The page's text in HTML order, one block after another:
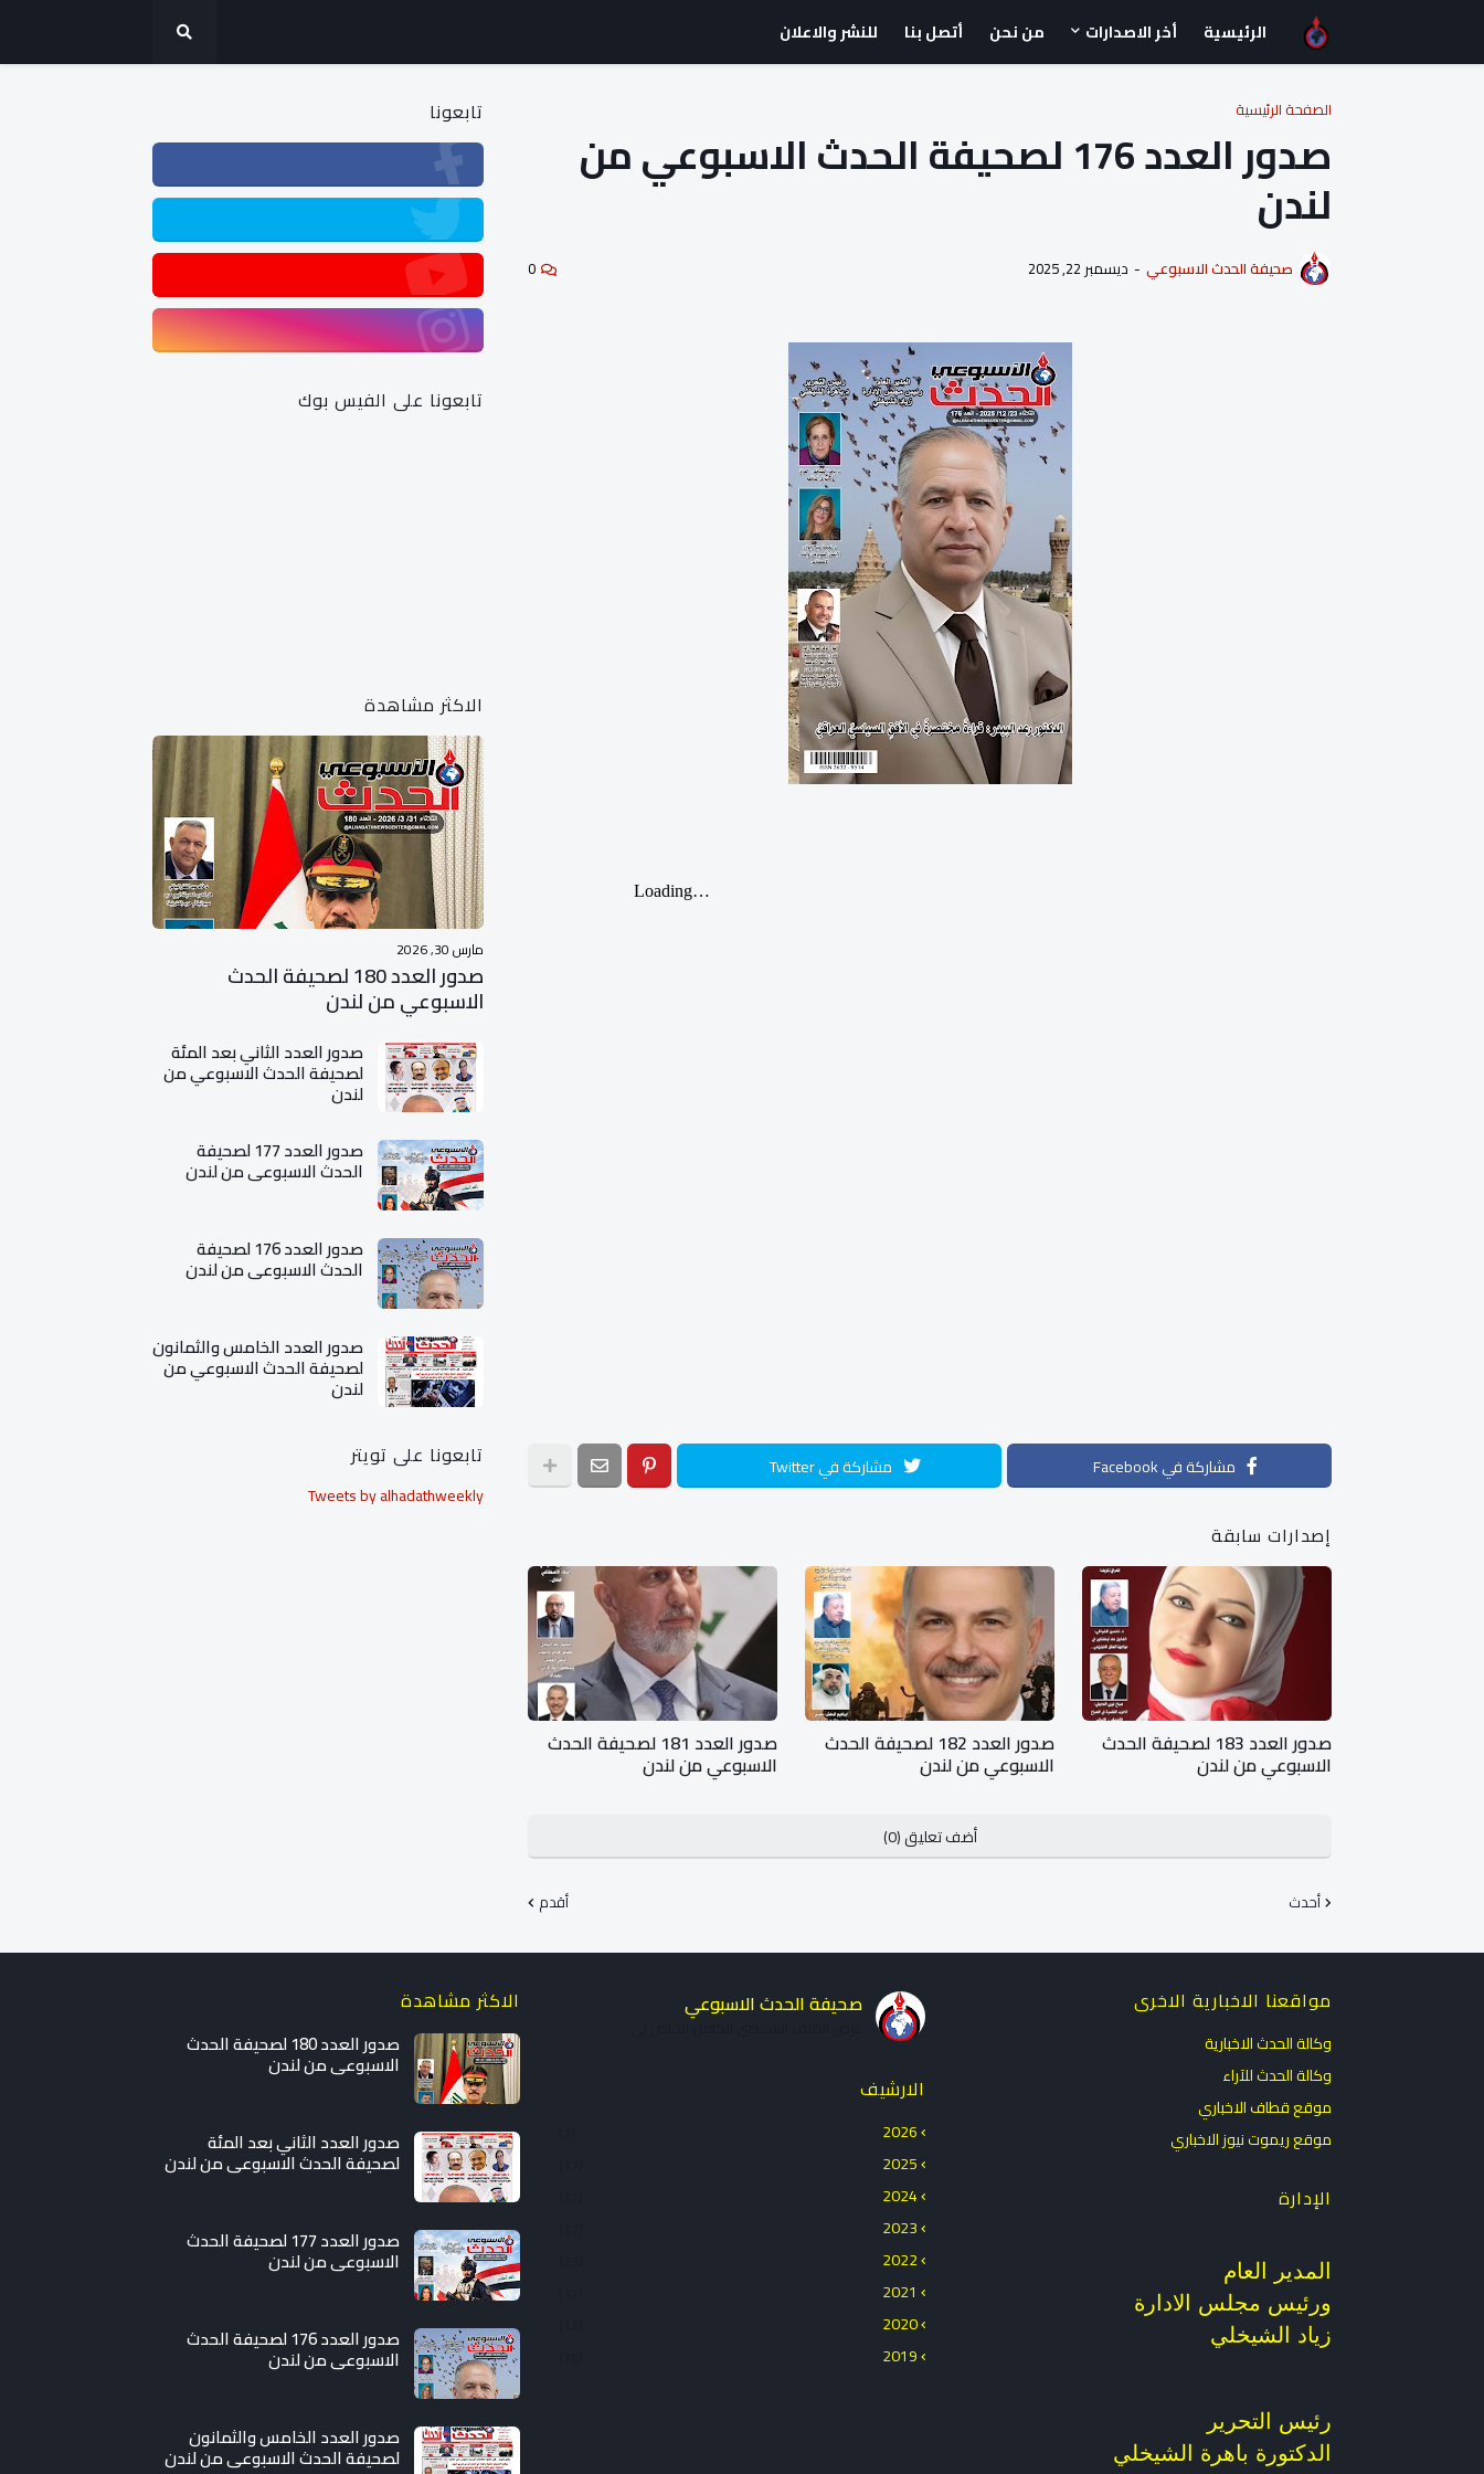
الرئيسية أخر الاصدارات من نحن أتصل بنا للنشر والاعلان
الصفحة الرئيسية
صدور العدد 176 لصحيفة الحدث الاسبوعي من
لندن
صحيفة الحدث الاسبوعي - ديسمبر 22, 2025 0
مشاركة في Facebook مشاركة في Twitter
إصدارات سابقة
صدور العدد 183 لصحيفة الحدث
الاسبوعي من لندن
صدور العدد 182 لصحيفة الحدث
الاسبوعي من لندن
صدور العدد 181 لصحيفة الحدث
الاسبوعي من لندن
أضف تعليق (0)
أحدث أقدم
تابعونا
تابعونا على الفيس بوك
الاكثر مشاهدة
مارس 30, 2026
صدور العدد 180 لصحيفة الحدث
الاسبوعي من لندن
صدور العدد الثاني بعد المئة
لصحيفة الحدث الاسبوعي من
لندن
صدور العدد 177 لصحيفة
الحدث الاسبوعي من لندن
صدور العدد 176 لصحيفة
الحدث الاسبوعي من لندن
صدور العدد الخامس والثمانون
لصحيفة الحدث الاسبوعي من
لندن
تابعونا على تويتر
Tweets by alhadathweekly
مواقعنا الاخبارية الاخرى
وكالة الحدث الاخبارية
وكالة الحدث للآراء
موقع قطاف الاخباري
موقع ريموت نيوز الاخباري
الإدارة
المدير العام
ورئيس مجلس الادارة
زياد الشيخلي
رئيس التحرير
الدكتورة باهرة الشيخلي
صحيفة الحدث الاسبوعي
عرض الملف الشخصي الكامل الخاص بي
الارشيف
2026
2025
2024
2023
2022
2021
2020
2019
الاكثر مشاهدة
صدور العدد 180 لصحيفة الحدث
الاسبوعي من لندن
صدور العدد الثاني بعد المئة
لصحيفة الحدث الاسبوعي من لندن
صدور العدد 177 لصحيفة الحدث
الاسبوعي من لندن
صدور العدد 176 لصحيفة الحدث
الاسبوعي من لندن
صدور العدد الخامس والثمانون
لصحيفة الحدث الاسبوعي من لندن